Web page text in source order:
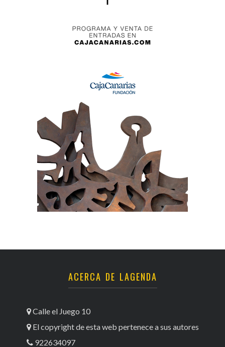
ACERCA DE LAGENDA
Calle el Juego 10
El copyright de esta web pertenece a sus autores
922634097